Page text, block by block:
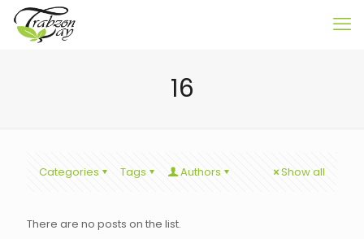
16
Categories Tags Authors Show all
There are no posts on the list.